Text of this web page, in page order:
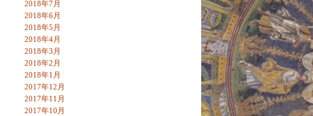
2018年7月
2018年6月
2018年5月
2018年4月
2018年3月
2018年2月
2018年1月
2017年12月
2017年11月
2017年10月